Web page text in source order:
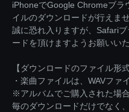
iPhoneでGoogle Chromeブラ
イルのダウンロードが行えませ
誠に恐れ入りますが、Safari
ードを頂けますようお願いいた
【ダウンロードのファイル形
・楽曲ファイルは、WAVファ
※アルバムでご購入された場
毎のダウンロードだけでなく